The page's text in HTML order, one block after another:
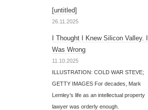
[untitled]
26.11.2025
I Thought I Knew Silicon Valley. I
Was Wrong
11.10.2025
ILLUSTRATION: COLD WAR STEVE;
GETTY IMAGES For decades, Mark
Lemley’s life as an intellectual property
lawyer was orderly enough.